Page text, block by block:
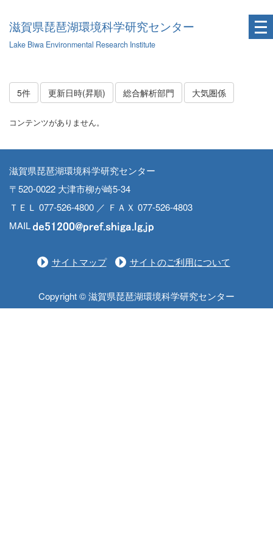
滋賀県琵琶湖環境科学研究センター
Lake Biwa Environmental Research Institute
5件 更新日時(昇順) 総合解析部門 大気圏係
コンテンツがありません。
滋賀県琵琶湖環境科学研究センター
〒520-0022 大津市柳が崎5-34
ＴＥＬ 077-526-4800 ／ ＦＡＸ 077-526-4803
MAIL
サイトマップ サイトのご利用について
Copyright © 滋賀県琵琶湖環境科学研究センター